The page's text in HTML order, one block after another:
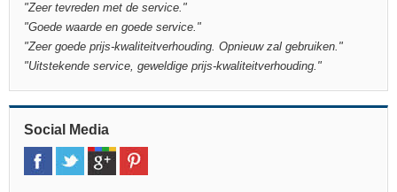
"Zeer tevreden met de service."
"Goede waarde en goede service."
"Zeer goede prijs-kwaliteitverhouding. Opnieuw zal gebruiken."
"Uitstekende service, geweldige prijs-kwaliteitverhouding."
Social Media